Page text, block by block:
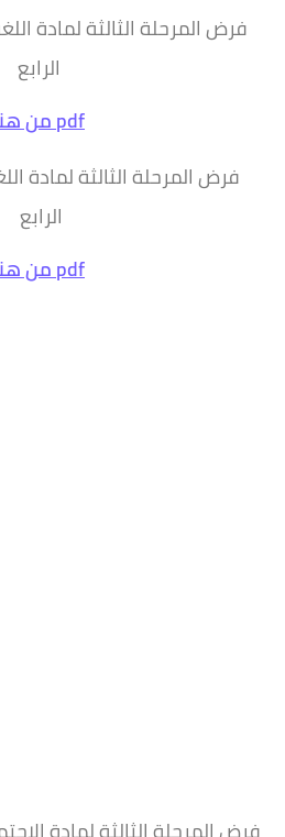
فرض المرحلة الثالثة لمادة
الرابع
pdf من هنا
فرض المرحلة الثالثة لمادة
الرابع
pdf من هنا